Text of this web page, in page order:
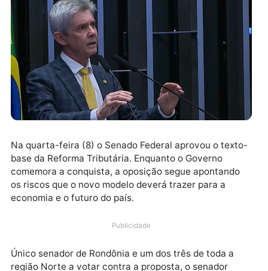
Na quarta-feira (8) o Senado Federal aprovou o
comemora a conquista, a oposição segue apontando
economia e o futuro do país.